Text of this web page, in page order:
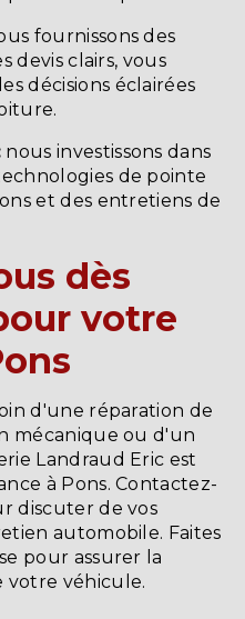
fournissons des
devis clairs, vous
décisions éclairées
nous investissons dans
de pointe
et des entretiens de
dès
votre
d'une réparation de
mécanique ou d'un
Landraud Eric est
à Pons. Contactez-
discuter de vos
automobile. Faites
pour assurer la
votre véhicule.